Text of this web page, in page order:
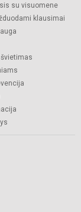
su visuomene
klausimai